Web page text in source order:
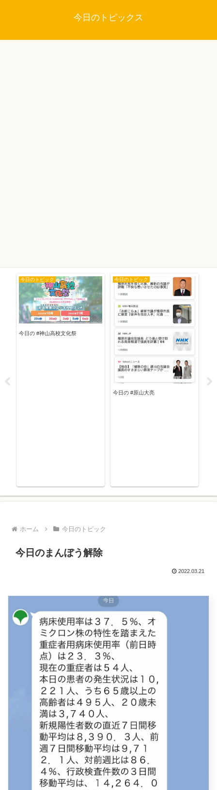
今日のトピックス
今日のトピック
今日の #神山高校文化祭
今日のトピック
今日の #原山大亮
ホーム 今日のトピック
今日のまんぼう解除
2022.03.21